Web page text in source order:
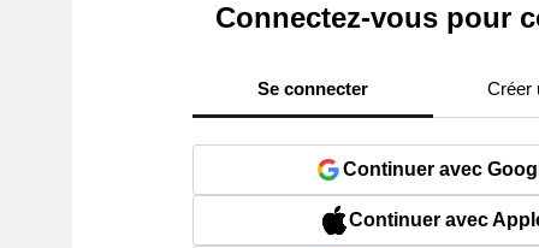
Connectez-vous pour
Se connecter Créer
Continuer avec
Continuer avec